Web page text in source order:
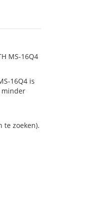
MS-16Q4
16Q4 is
minder
te zoeken).